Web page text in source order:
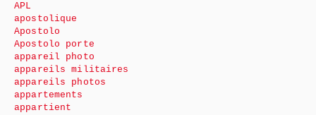
APL
apostolique
Apostolo
Apostolo porte
appareil photo
appareils militaires
appareils photos
appartements
appartient